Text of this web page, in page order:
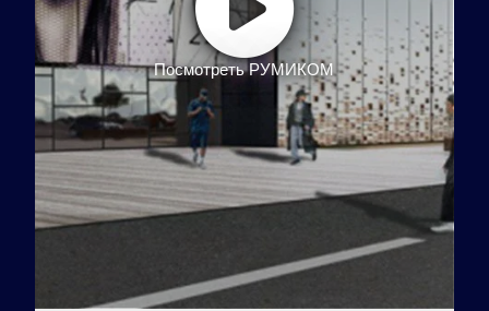
Посмотреть РУМИКОМ
Заказать тур